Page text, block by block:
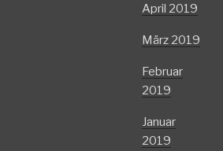
April 2019
März 2019
Februar
2019
Januar
2019